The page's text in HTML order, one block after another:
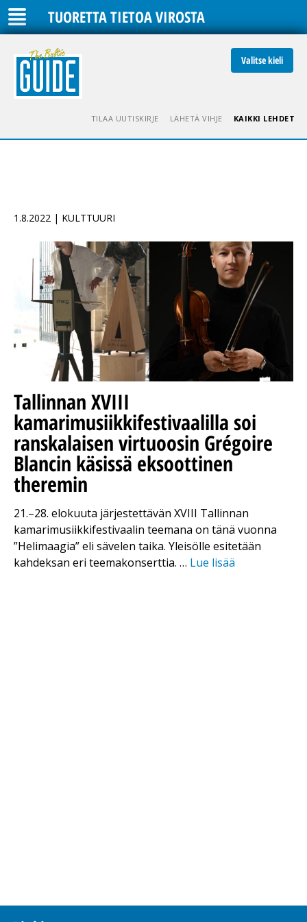
TUORETTA TIETOA VIROSTA
Valitse kieli
TILAA UUTISKIRJE LÄHETÄ VIHJE KAIKKI LEHDET
1.8.2022 | KULTTUURI
Tallinnan XVIII
kamarimusiikkifestivaalilla soi
ranskalaisen virtuoosin Grégoire
Blancin käsissä eksoottinen
theremin
21.–28. elokuuta järjestettävän XVIII Tallinnan
kamarimusiikkifestivaalin teemana on tänä vuonna
”Helimaagia” eli sävelen taika. Yleisölle esitetään
kahdeksan eri teemakonserttia. … Lue lisää